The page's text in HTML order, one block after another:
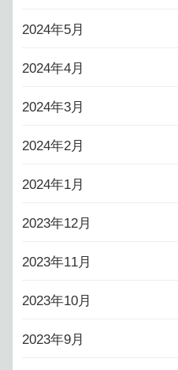
2024年5月
2024年4月
2024年3月
2024年2月
2024年1月
2023年12月
2023年11月
2023年10月
2023年9月